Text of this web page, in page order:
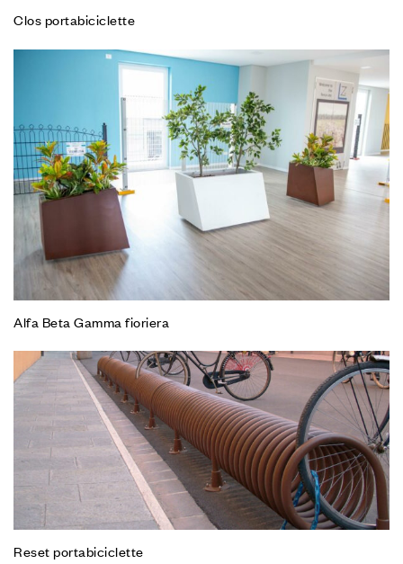
Clos portabiciclette
Alfa Beta Gamma fioriera
Reset portabiciclette